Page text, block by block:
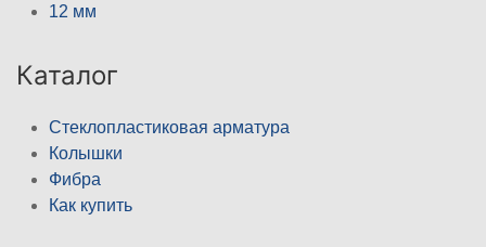
12 мм
Каталог
Стеклопластиковая арматура
Колышки
Фибра
Как купить